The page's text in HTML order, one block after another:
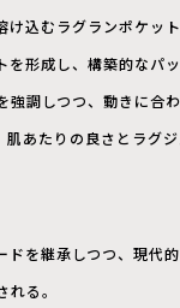
込むラグランポケッ
形成し、構築的なパ
調しつつ、動きに合
あたりの良さとラグ
を継承しつつ、現代
れる。